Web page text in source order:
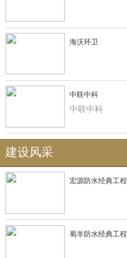
海沃环卫
中联中科
中联中科
建设风采
宏源防水经典工程
蜀羊防水经典工程